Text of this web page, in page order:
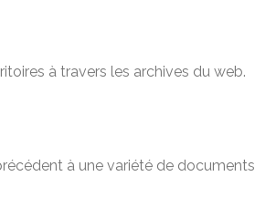
à travers les archives du web.
à une variété de documents